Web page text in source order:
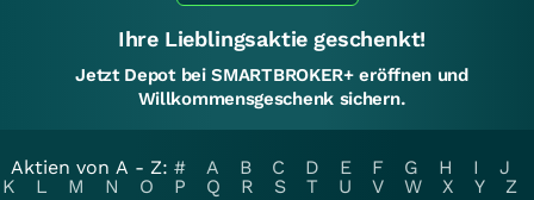
Ihre Lieblingsaktie geschenkt!
Jetzt Depot bei SMARTBROKER+ eröffnen und
Willkommensgeschenk sichern.
Aktien von A - Z: # A B C D E F G H I
J
K
L M N O P Q R S T U V W X Y
Z